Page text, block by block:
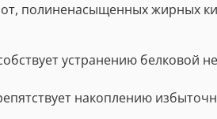
полиненасыщенных жирных
устранению белковой
накоплению